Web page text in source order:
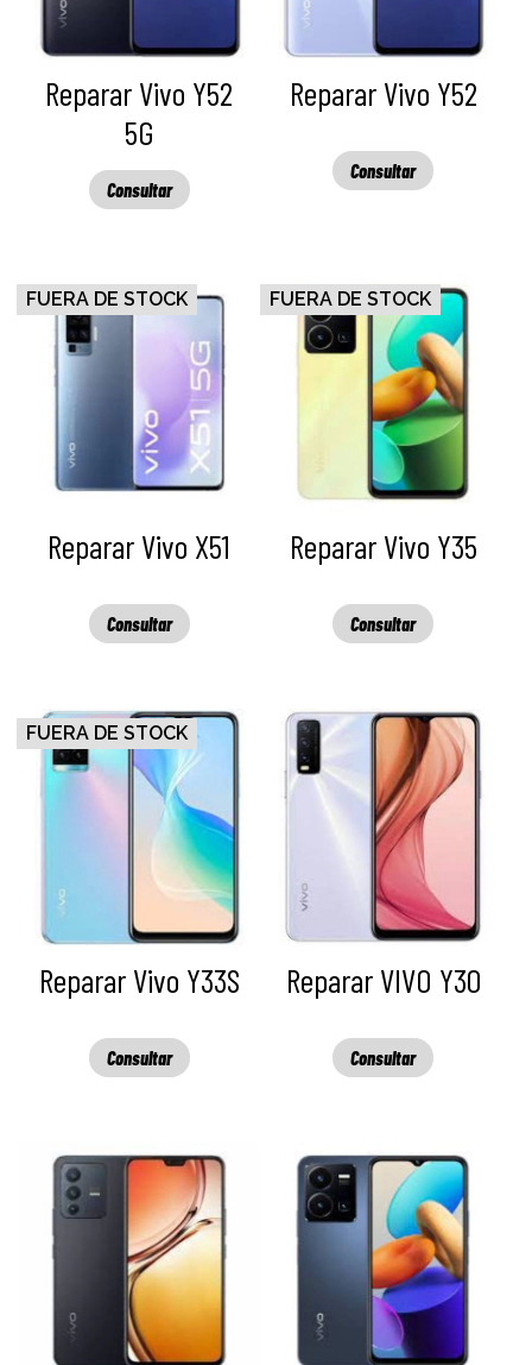
Reparar Vivo Y52
5G
Consultar
Reparar Vivo Y52
Consultar
Reparar Vivo X51
Consultar
FUERA DE STOCK
Reparar Vivo Y35
Consultar
FUERA DE STOCK
Reparar Vivo Y33S
Consultar
FUERA DE STOCK
Reparar VIVO Y30
Consultar